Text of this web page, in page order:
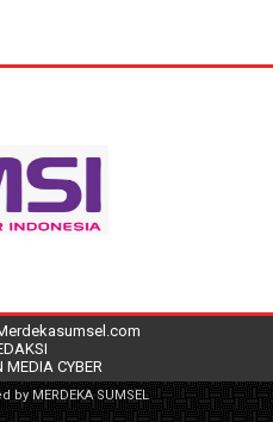
MEDIA CYBER
by MERDEKA SUMSEL